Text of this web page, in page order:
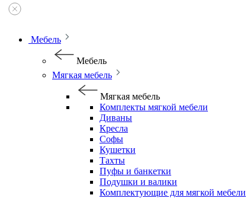
Мебель
Мебель
Мягкая мебель
Мягкая мебель
Комплекты мягкой мебели
Диваны
Кресла
Софы
Кушетки
Тахты
Пуфы и банкетки
Подушки и валики
Комплектующие для мягкой мебели